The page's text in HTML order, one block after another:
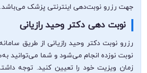
جهت رزرو نوبت‌دهی اینترنتی پزشک می‌باشد.
نوبت دهی دکتر وحید رازیانی
رزرو نوبت دکتر وحید رازیانی از طریق
نوبت نوزده انجام می‌شود و شما می‌توانید
زمان ویزیت خود را تعیین کنید. توجه